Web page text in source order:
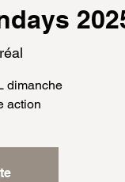
dimanche
action